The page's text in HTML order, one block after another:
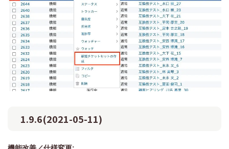
1.9.6(2021-05-11)